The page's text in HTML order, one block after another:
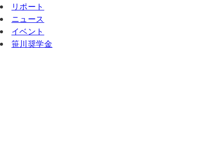
リポート
ニュース
イベント
笹川奨学金